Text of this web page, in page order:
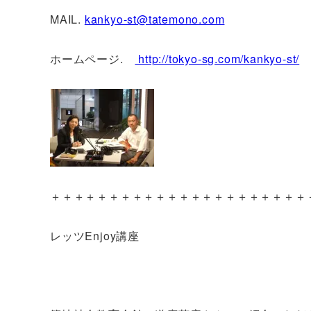
MAIL. kankyo-st@tatemono.com
ホームページ. http://tokyo-sg.com/kankyo-st/
＋＋＋＋＋＋＋＋＋＋＋＋＋＋＋＋＋＋＋＋＋＋
レッツEnjoy講座